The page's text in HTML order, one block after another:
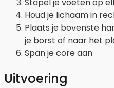
Houd je lichaam in
Plaats je bovenste
je borst of naar het
Span je core aan
Uitvoering